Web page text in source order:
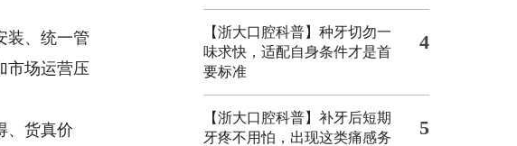
、统一管
市场运营压
、货真价
【浙大口腔科普】种牙切勿一
味求快，适配自身条件才是首
要标准
4
【浙大口腔科普】补牙后短期
牙疼不用怕，出现这类痛感务
5